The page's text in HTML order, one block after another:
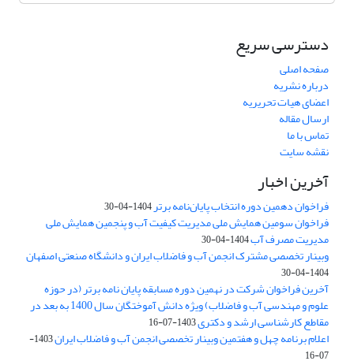
دسترسی سریع
صفحه اصلی
درباره نشریه
اعضای هیات تحریریه
ارسال مقاله
تماس با ما
نقشه سایت
آخرین اخبار
فراخوان دهمین دوره انتخاب پایان‌نامه برتر1404-04-30
فراخوان سومین همایش ملی مدیریت کیفیت آب و پنجمین همایش ملی
مدیریت مصرف آب1404-04-30
وبینار تخصصی مشترک انجمن آب و فاضلاب ایران و دانشگاه صنعتی اصفهان
1404-04-30
آخرین فراخوان شرکت در نهمین دوره مسابقه پایان نامه برتر (در حوزه
علوم و مهندسی آب و فاضلاب) ویژه دانش آموختگان سال 1400 به بعد در
مقاطع کارشناسی ارشد و دکتری1403-07-16
اعلام برنامه چهل و هفتمین وبینار تخصصی انجمن آب و فاضلاب ایران
1403-
07-16